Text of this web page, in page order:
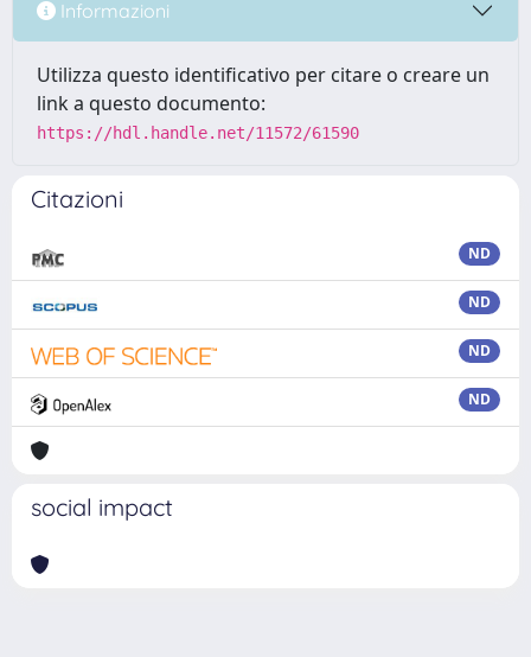
Informazioni
Utilizza questo identificativo per citare o creare un
link a questo documento:
https://hdl.handle.net/11572/61590
Citazioni
ND
ND
ND
ND
social impact